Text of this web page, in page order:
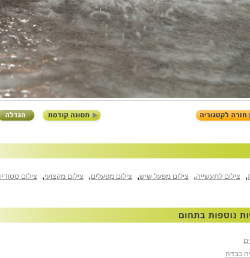
, צילום לתעשייה, צילום מפעל שיש, צילום מפעלים, צילום מקצועי, צילום סטודיו
כבדה